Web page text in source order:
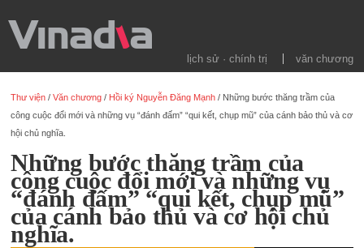
lịch sử · chính trị văn chương
Thư viện /Văn chương / Hồi ký Nguyễn Đăng Mạnh / Những bước thăng trầm của
công cuộc đổi mới và những vụ “đánh đấm” “qui kết, chụp mũ” của cánh bảo thủ và cơ
hội chủ nghĩa.
Những bước thăng trầm của
công cuộc đổi mới và những vụ
“đánh đấm” “qui kết, chụp mũ”
của cánh bảo thủ và cơ hội chủ
nghĩa.